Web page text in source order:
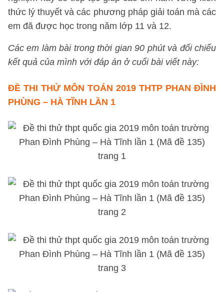
thức lý thuyết và các phương pháp giải toán mà các
em đã được học trong năm lớp 11 và 12.
Các em làm bài trong thời gian 90 phút và đối chiếu
kết quả của mình với đáp án ở cuối bài viết này:
ĐỀ THI THỬ MÔN TOÁN 2019 THTP PHAN ĐÌNH
PHÙNG – HÀ TĨNH LẦN 1